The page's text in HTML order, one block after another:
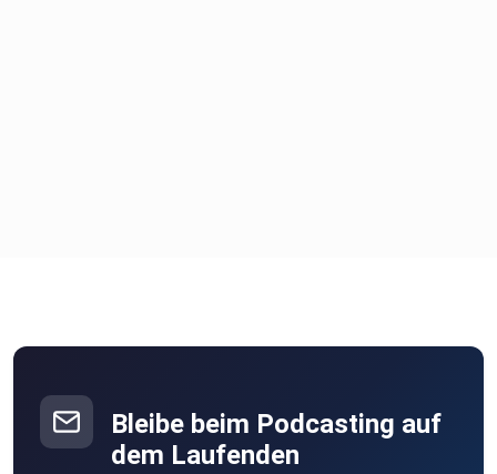
Bleibe beim Podcasting auf
dem Laufenden